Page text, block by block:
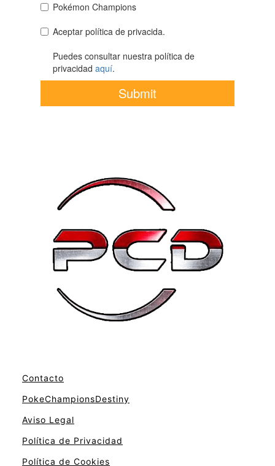
Contacto
PokeChampionsDestiny
Aviso Legal
Política de Privacidad
Política de Cookies